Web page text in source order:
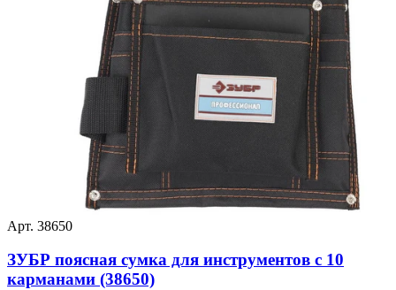
Арт. 38650
ЗУБР поясная сумка для инструментов с 10
карманами (38650)